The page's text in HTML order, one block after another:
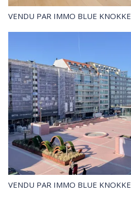
VENDU PAR IMMO BLUE KNOKKE
VENDU PAR IMMO BLUE KNOKKE